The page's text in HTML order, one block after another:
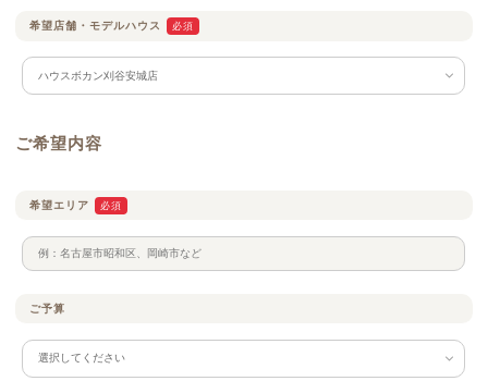
希望店舗・モデルハウス 必須
ご希望内容
希望エリア 必須
ご予算